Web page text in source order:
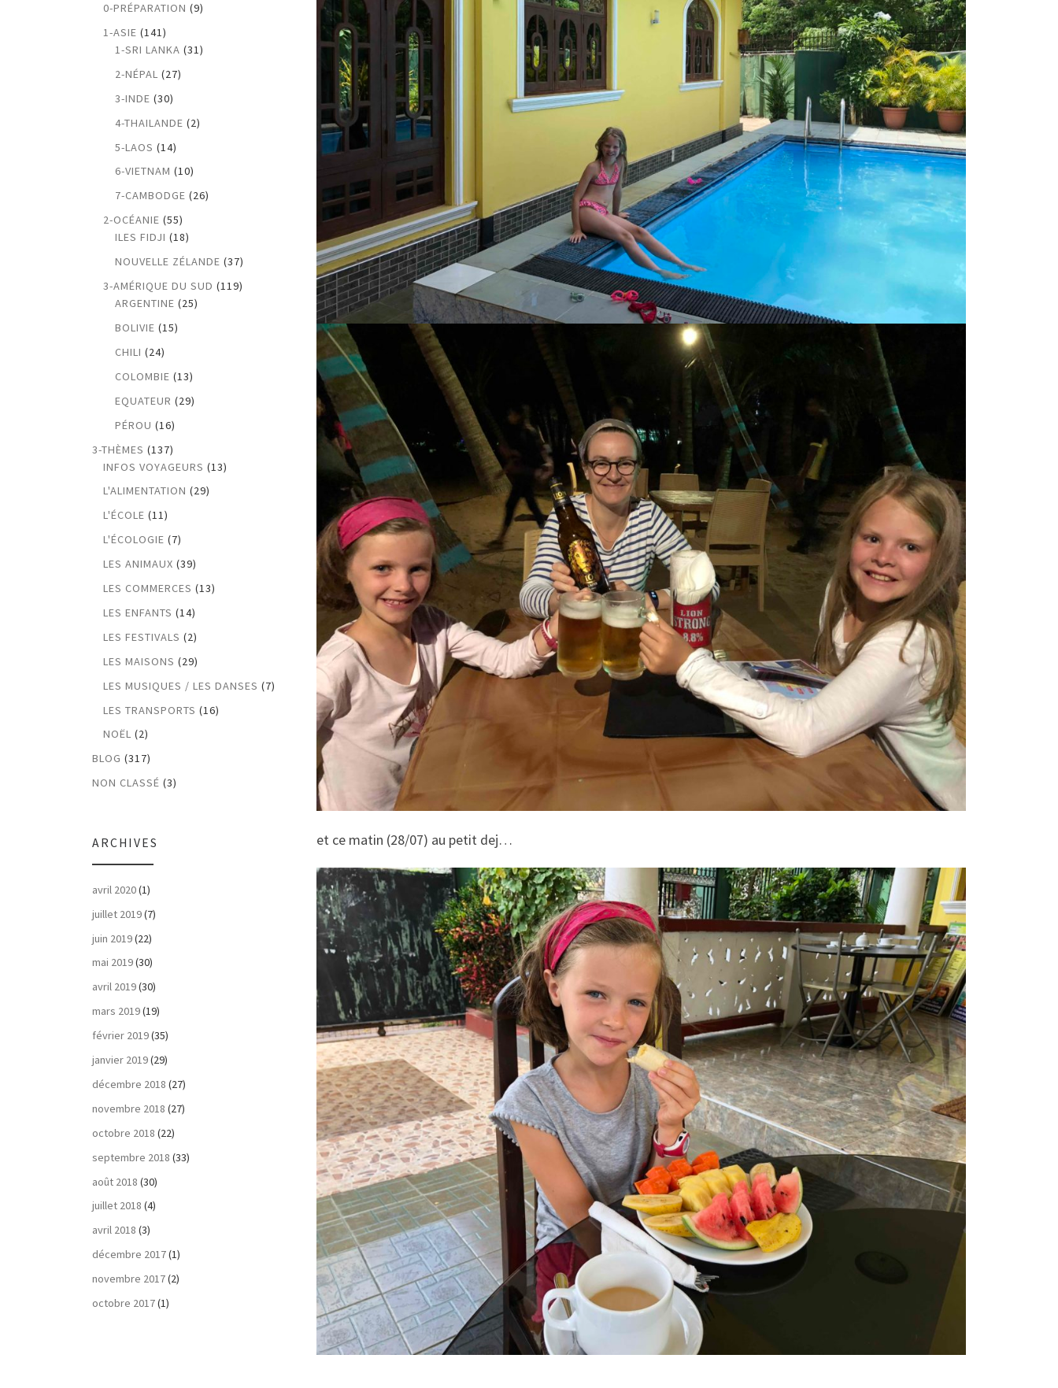
et ce matin (28/07) au petit dej…
0-PRÉPARATION (9)
1-ASIE (141)
1-SRI LANKA (31)
2-NÉPAL (27)
3-INDE (30)
4-THAILANDE (2)
5-LAOS (14)
6-VIETNAM (10)
7-CAMBODGE (26)
2-OCÉANIE (55)
ILES FIDJI (18)
NOUVELLE ZÉLANDE (37)
3-AMÉRIQUE DU SUD (119)
ARGENTINE (25)
BOLIVIE (15)
CHILI (24)
COLOMBIE (13)
EQUATEUR (29)
PÉROU (16)
3-THÈMES (137)
INFOS VOYAGEURS (13)
L'ALIMENTATION (29)
L'ÉCOLE (11)
L'ÉCOLOGIE (7)
LES ANIMAUX (39)
LES COMMERCES (13)
LES ENFANTS (14)
LES FESTIVALS (2)
LES MAISONS (29)
LES MUSIQUES / LES DANSES (7)
LES TRANSPORTS (16)
NOËL (2)
BLOG (317)
NON CLASSÉ (3)
ARCHIVES
avril 2020(1)
juillet 2019(7)
juin 2019(22)
mai 2019(30)
avril 2019(30)
mars 2019(19)
février 2019(35)
janvier 2019(29)
décembre 2018 (27)
novembre 2018 (27)
octobre 2018 (22)
septembre 2018 (33)
août 2018 (30)
juillet 2018 (4)
avril 2018 (3)
décembre 2017(1)
novembre 2017(2)
octobre 2017(1)